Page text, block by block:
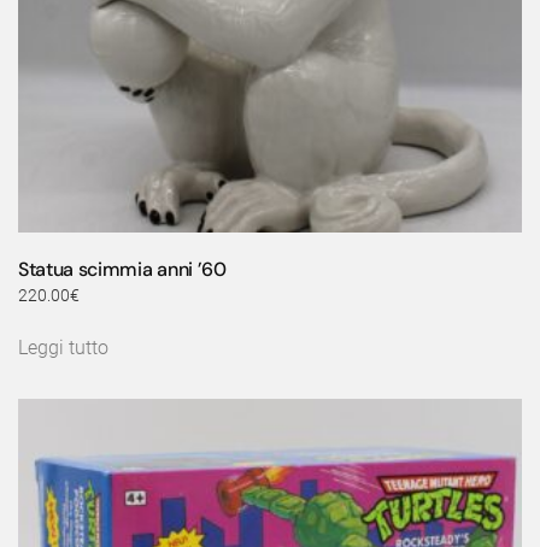
Statua scimmia anni ’60
220.00€
Leggi tutto